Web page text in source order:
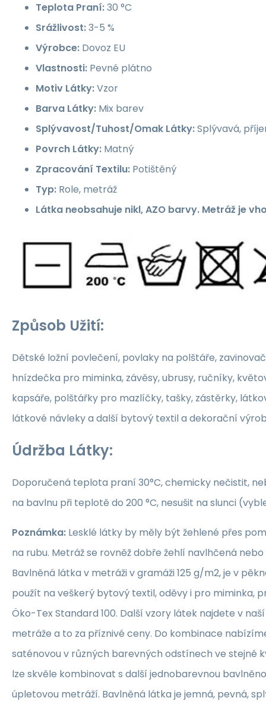
Teplota Praní:30 °C
Srážlivost:3-5 %
Výrobce: Dovoz EU
Vlastnosti: Pevné plátno
Motiv Látky:Vzor
Barva Látky: Mix barev
Splývavost/Tuhost/Omak Látky:Splývavá,
Povrch Látky: Matný
Zpracování Textilu: Potištěný
Typ: Role, metráž
Látka neobsahuje nikl, AZO barvy. Metráž je
Způsob Užití:
Dětské ložní povlečení, povlaky na polštáře,
hnízdečka pro miminka, závěsy, ubrusy, ručníky,
kapsáře, polštářky pro mazlíčky, tašky, zástěrky,
látkové návleky a další bytový textil a dekorační
Údržba Látky:
Doporučená teplota praní 30°C, chemicky nečistit,
na bavlnu při teplotě do 200 °C, nesušit na slunci
Poznámka: Lesklé látky by měly být žehlené přes
na rubu. Metráž se rovněž dobře žehlí navlhčená
Bavlněná látka v metráži v gramáži 125 g/m2, je v
použít na veškerý bytový textil, oděvy i pro miminka,
Öko-Tex Standard 100. Další vzory látek najdete v
metráže a to za příznivé ceny. Do kombinace
saténovou v různých barevných odstínech ve stejné
lze skvěle kombinovat s další jednobarevnou
úpletovou metráží. Bavlněná látka je jemná, pevná,